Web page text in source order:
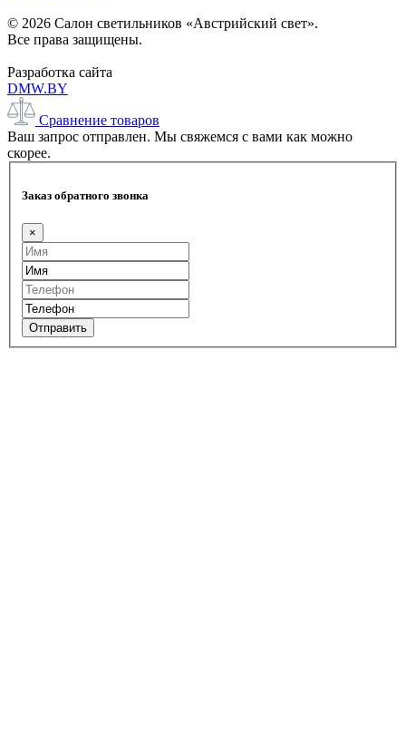
© 2026 Салон светильников «Австрийский свет».
Все права защищены.
Разработка сайта
DMW.BY
Сравнение товаров
Ваш запрос отправлен. Мы свяжемся с вами как можно
скорее.
Заказ обратного звонка
×
Отправить